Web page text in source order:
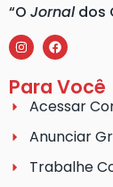
“O Jornaldos
Para Você
Acessar
Anunciar
Trabalhe